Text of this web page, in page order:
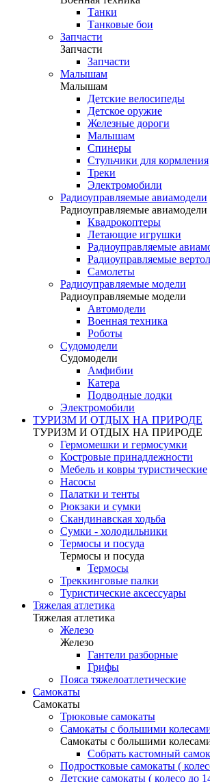
Танки
Танковые бои
Запчасти
Запчасти
Запчасти
Малышам
Малышам
Детские велосипеды
Детское оружие
Железные дороги
Малышам
Спинеры
Стульчики для кормления
Треки
Электромобили
Радиоуправляемые авиамодели
Радиоуправляемые авиамодели
Квадрокоптеры
Летающие игрушки
Радиоуправляемые
Радиоуправляемые
Самолеты
Радиоуправляемые модели
Радиоуправляемые модели
Автомодели
Военная техника
Роботы
Судомодели
Судомодели
Амфибии
Катера
Подводные лодки
Электромобили
ТУРИЗМ И ОТДЫХ НА ПРИРОДЕ
ТУРИЗМ И ОТДЫХ НА ПРИРОДЕ
Гермомешки и гермосумки
Костровые принадлежности
Мебель и ковры туристические
Насосы
Палатки и тенты
Рюкзаки и сумки
Скандинавская ходьба
Сумки - холодильники
Термосы и посуда
Термосы и посуда
Термосы
Треккинговые палки
Туристические аксессуары
Тяжелая атлетика
Тяжелая атлетика
Железо
Железо
Гантели разборные
Грифы
Пояса тяжелоатлетические
Самокаты
Самокаты
Трюковые самокаты
Самокаты с большими
Самокаты с большими
Собрать кастомный
Подростковые самокаты (
Детские самокаты ( колесо до